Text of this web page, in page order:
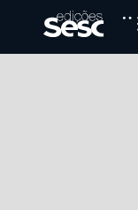
época. Ele também foi –